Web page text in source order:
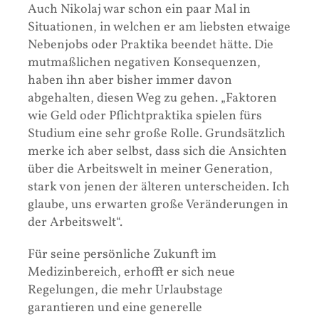
Auch Nikolaj war schon ein paar Mal in
Situationen, in welchen er am liebsten etwaige
Nebenjobs oder Praktika beendet hätte. Die
mutmaßlichen negativen Konsequenzen,
haben ihn aber bisher immer davon
abgehalten, diesen Weg zu gehen. „Faktoren
wie Geld oder Pflichtpraktika spielen fürs
Studium eine sehr große Rolle. Grundsätzlich
merke ich aber selbst, dass sich die Ansichten
über die Arbeitswelt in meiner Generation,
stark von jenen der älteren unterscheiden. Ich
glaube, uns erwarten große Veränderungen in
der Arbeitswelt“.
Für seine persönliche Zukunft im
Medizinbereich, erhofft er sich neue
Regelungen, die mehr Urlaubstage
garantieren und eine generelle